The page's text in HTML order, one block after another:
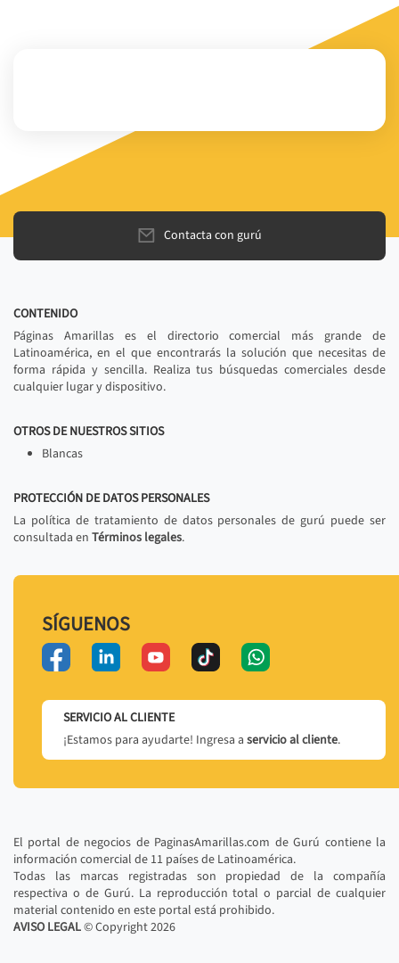
Contacta con gurú
CONTENIDO
Páginas Amarillas es el directorio comercial más grande de
Latinoamérica, en el que encontrarás la solución que necesitas de
forma rápida y sencilla. Realiza tus búsquedas comerciales desde
cualquier lugar y dispositivo.
OTROS DE NUESTROS SITIOS
Blancas
PROTECCIÓN DE DATOS PERSONALES
La política de tratamiento de datos personales de gurú puede ser
consultada en Términos legales.
SÍGUENOS
SERVICIO AL CLIENTE
¡Estamos para ayudarte! Ingresa a servicio al cliente.
El portal de negocios de PaginasAmarillas.com de Gurú contiene la
información comercial de 11 países de Latinoamérica.
Todas las marcas registradas son propiedad de la compañía
respectiva o de Gurú. La reproducción total o parcial de cualquier
material contenido en este portal está prohibido.
AVISO LEGAL© Copyright2026